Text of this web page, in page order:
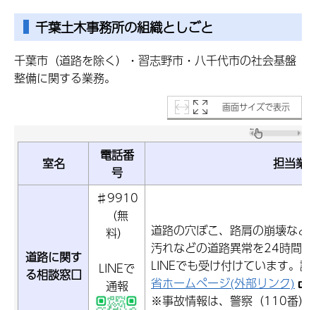
千葉土木事務所の組織としごと
千葉市（道路を除く）・習志野市・八千代市の社会基盤
整備に関する業務。
画面サイズで表示
室名
電話番
号
担当業
道路に関す
る相談窓口
♯9910
（無
料）
LINEで
通報
道路の穴ぼこ、路肩の崩壊など
汚れなどの道路異常を24時間
LINEでも受け付けています。
省ホームページ(外部リンク)
※事故情報は、警察（110番）